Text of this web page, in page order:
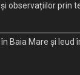
observațiilor prin
Baia Mare și Ieud